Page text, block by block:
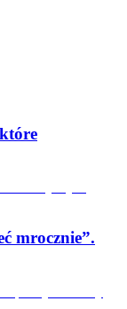
mrocznie”.